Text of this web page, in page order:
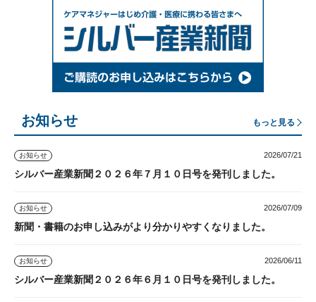
お知らせ もっと見る
お知らせ 2026/07/21
シルバー産業新聞２０２６年７月１０日号を発刊しました。
お知らせ 2026/07/09
新聞・書籍のお申し込みがより分かりやすくなりました。
お知らせ 2026/06/11
シルバー産業新聞２０２６年６月１０日号を発刊しました。